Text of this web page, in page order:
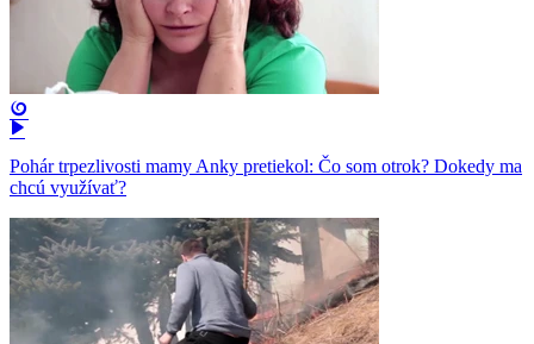
Pohár trpezlivosti mamy Anky pretiekol: Čo som otrok? Dokedy ma
chcú využívať?